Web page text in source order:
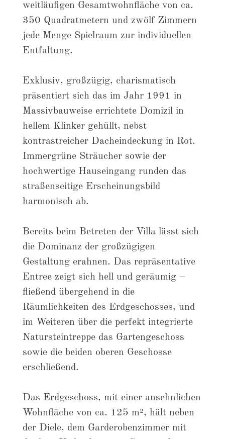
weitläufigen Gesamtwohnfläche von ca.
350 Quadratmetern und zwölf Zimmern
jede Menge Spielraum zur individuellen
Entfaltung.
Exklusiv, großzügig, charismatisch
präsentiert sich das im Jahr 1991 in
Massivbauweise errichtete Domizil in
hellem Klinker gehüllt, nebst
kontrastreicher Dacheindeckung in Rot.
Immergrüne Sträucher sowie der
hochwertige Hauseingang runden das
straßenseitige Erscheinungsbild
harmonisch ab.
Bereits beim Betreten der Villa lässt sich
die Dominanz der großzügigen
Gestaltung erahnen. Das repräsentative
Entree zeigt sich hell und geräumig –
fließend übergehend in die
Räumlichkeiten des Erdgeschosses, und
im Weiteren über die perfekt integrierte
Natursteintreppe das Gartengeschoss
sowie die beiden oberen Geschosse
erschließend.
Das Erdgeschoss, mit einer ansehnlichen
Wohnfläche von ca. 125 m², hält neben
der Diele, dem Garderobenzimmer mit